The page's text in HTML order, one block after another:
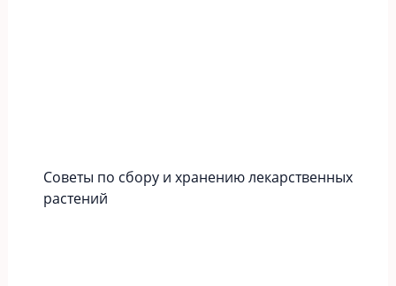
Советы по сбору и хранению лекарственных
растений